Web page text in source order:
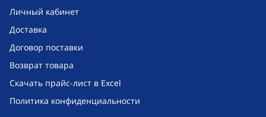
Личный кабинет
Доставка
Договор поставки
Возврат товара
Скачать прайс-лист в Excel
Политика конфиденциальности